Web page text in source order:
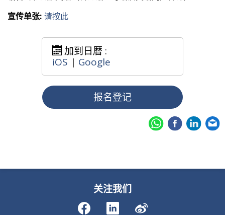
宣传单张: 请按此
加到日暦 :
iOS | Google
报名登记
关注我们